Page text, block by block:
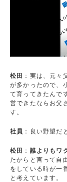
松田 ：実は、元々
が多かったので、
て育ってきたんで
営できたならお父
す。
社員 ：良い野望だ
松田 ： 誰よりもワ
たからと言って自
をしている時が一
と考えています。